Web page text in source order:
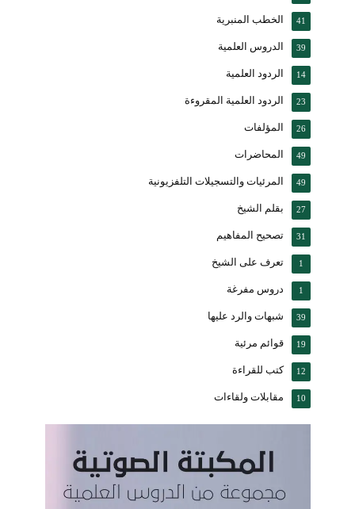
الخطب المنبرية 41
الدروس العلمية 39
الردود العلمية 14
الردود العلمية المقروءة 23
المؤلفات 26
المحاضرات 49
المرئيات والتسجيلات التلفزيونية 49
بقلم الشيخ 27
تصحيح المفاهيم 31
تعرف على الشيخ 1
دروس مفرغة 1
شبهات والرد عليها 39
قوائم مرئية 19
كتب للقراءة 12
مقابلات ولقاءات 10